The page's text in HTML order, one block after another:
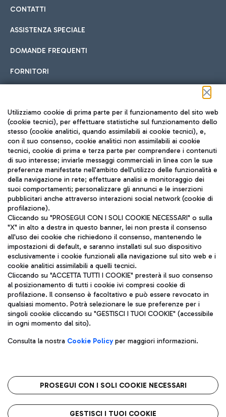
CONTATTI
ASSISTENZA SPECIALE
DOMANDE FREQUENTI
FORNITORI
Seguici sui social
TRAVEL JOURNAL
ITA
Aeroporti di Roma S.p.A. - Società soggetta a direzione e
coordinamento di Mundys S.p.A.
Codice fiscale e Registro delle Imprese di Roma 13032990155 P.
IVA 06572251004
Capitale sociale 62.224.743,00 int. vers.
Sede legale: Via Pier Paolo Racchetti 1 - 00054 Fiumicino (RM)
telefono +39 06 65951
Privacy policy
Note legali
Roma FCO
L'aeroporto stellato
Utilizziamo cookie di prima parte per il funzionamento del sito web
(cookie tecnici), per effettuare statistiche sul funzionamento dello
stesso (cookie analitici, quando assimilabili ai cookie tecnici), e,
con il suo consenso, cookie analitici non assimilabili ai cookie
tecnici, cookie di prima e terza parte per comprendere i contenuti
di suo interesse; inviarle messaggi commerciali in linea con le sue
preferenze manifestate nell'ambito dell'utilizzo delle funzionalità e
della navigazione in rete; effettuare analisi e monitoraggio dei
suoi comportamenti; personalizzare gli annunci e le inserzioni
pubblicitari anche attraverso interazioni social network (cookie di
profilazione).
Cliccando su "PROSEGUI CON I SOLI COOKIE NECESSARI" o sulla
"X" in alto a destra in questo banner, lei non presta il consenso
all'uso dei cookie che richiedono il consenso, mantenendo le
impostazioni di default, e saranno installati sul suo dispositivo
esclusivamente i cookie funzionali alla navigazione sul sito web e i
cookie analitici assimilabili a quelli tecnici.
Cliccando su "ACCETTA TUTTI I COOKIE" presterà il suo consenso
al posizionamento di tutti i cookie ivi compresi cookie di
profilazione. Il consenso è facoltativo e può essere revocato in
qualsiasi momento. Potrà selezionare le sue preferenze per i
singoli cookie cliccando su "GESTISCI I TUOI COOKIE" (accessibile
in ogni momento dal sito).
Consulta la nostra Cookie Policyper maggiori informazioni.
PROSEGUI CON I SOLI COOKIE NECESSARI
GESTISCI I TUOI COOKIE